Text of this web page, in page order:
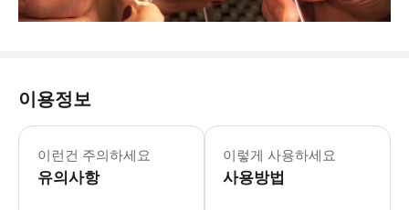
이용정보
이런건 주의하세요
유의사항
이렇게 사용하세요
사용방법